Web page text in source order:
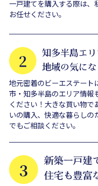
一戸建てを購入する際は、
お任せください。
地元密着のビーエステート
市・知多半島のエリア情報
ください！大きな買い物で
いの購入、快適な暮らしの
でもご相談ください。